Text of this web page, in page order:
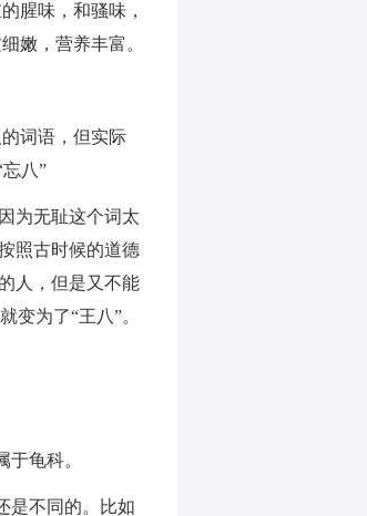
腥味，和骚味，
嫩，营养丰富。
词语，但实际
八”
为无耻这个词太
照古时候的道德
人，但是又不能
变为了“王八”。
龟科。
是不同的。比如